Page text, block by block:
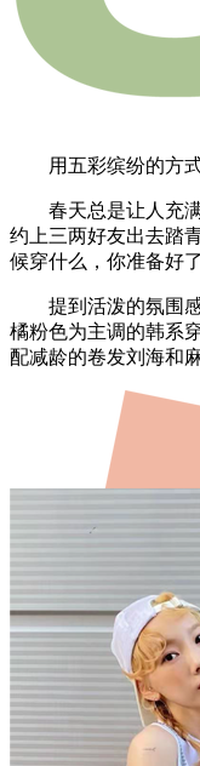
用五彩缤纷的方式
春天总是让人充满
约上三两好友出去踏
候穿什么，你准备好
提到活泼的氛围感
橘粉色为主调的韩系
配减龄的卷发刘海和